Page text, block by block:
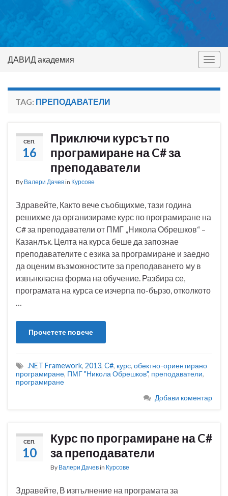
ДАВИД академия
TAG: ПРЕПОДАВАТЕЛИ
СЕП.
16
Приключи курсът по
програмиране на C# за
преподаватели
By Валери Дачевin Курсове
Здравейте, Както вече съобщихме, тази година
решихме да организираме курс по програмиране на
C# за преподаватели от ПМГ „Никола Обрешков“ –
Казанлък. Целта на курса беше да запознае
преподавателите с езика за програмиране и заедно
да оценим възможностите за преподаването му в
извънкласна форма на обучение. Разбира се,
програмата на курса се изчерпа по-бързо, отколкото
…
Прочетете повече
.NET Framework, 2013, C#, курс, обектно-ориентирано
програмиране, ПМГ "Никола Обрешков", преподаватели,
програмиране
Добави коментар
СЕП.
10
Курс по програмиране на C#
за преподаватели
By Валери Дачевin Курсове
Здравейте, В изпълнение на програмата за